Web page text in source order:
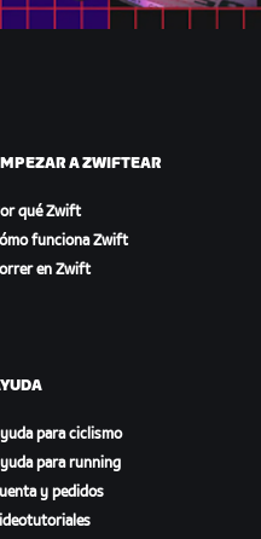
A ZWIFTEAR
qué Zwift
funciona Zwift
en Zwift
para ciclismo
para running
y pedidos